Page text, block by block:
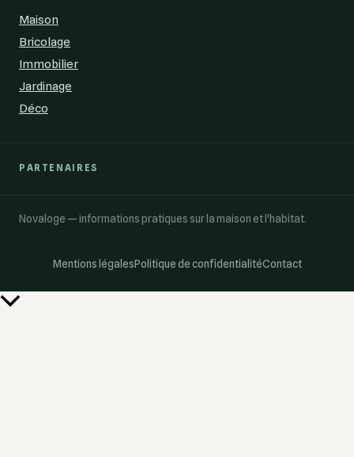
Maison
Bricolage
Immobilier
Jardinage
Déco
PARTENAIRES
Novaloge — informations pratiques sur la maison et l'habitat.
Mentions légalesPolitique de confidentialitéContact